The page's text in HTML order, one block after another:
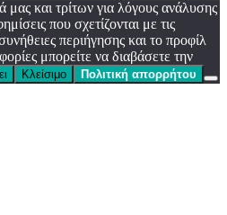
και τρίτων για λόγους ανάλυσης
που σχετίζονται με τις
περιήγησης και το προφίλ
μπορείτε να διαβάσετε την
Κλείσιμο Πολιτική απορρήτου